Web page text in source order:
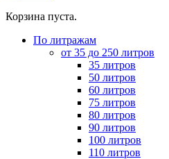
Корзина пуста.
По литражам
от 35 до 250 литров
35 литров
50 литров
60 литров
75 литров
80 литров
90 литров
100 литров
110 литров